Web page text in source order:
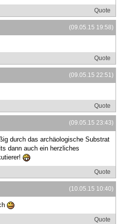
Quote
(09.05.15 19:58)
Quote
(09.05.15 22:51)
Quote
(09.05.15 23:43)
durch das archäologische Substrat
dann auch ein herzliches
Quote
(10.05.15 10:40)
Quote